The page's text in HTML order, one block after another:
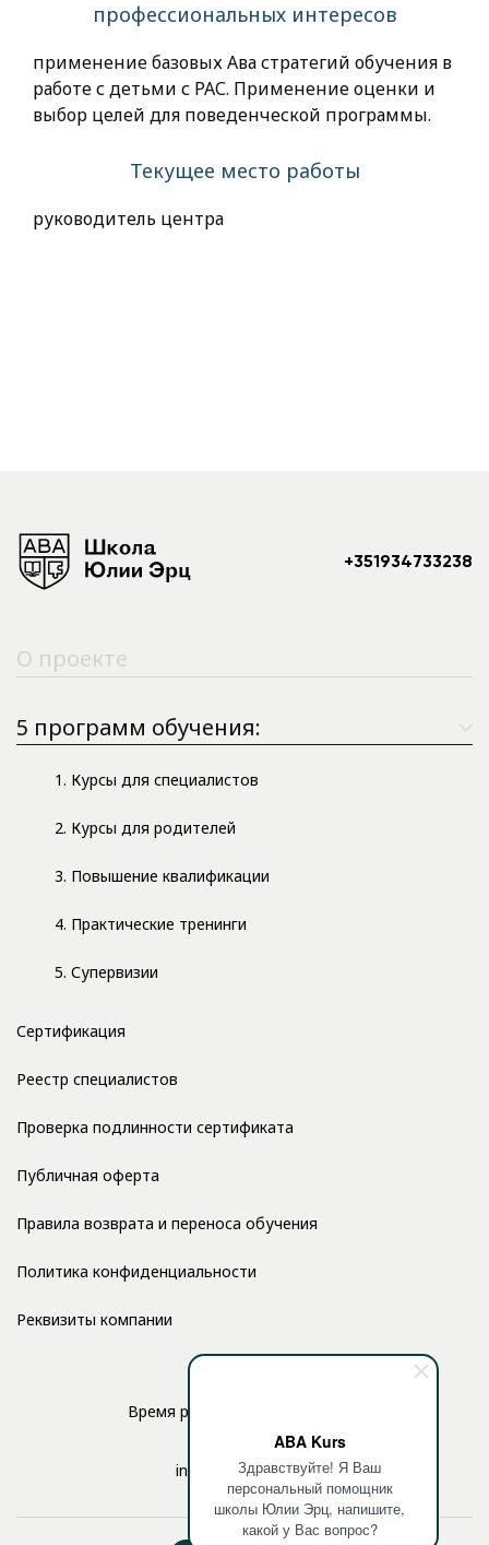
ABA Kurs
Здравствуйте! Я Ваш
персональный помощник
школы Юлии Эрц, напишите,
какой у Вас вопрос?
профессиональных интересов
применение базовых Ава стратегий обучения в
работе с детьми с РАС. Применение оценки и
выбор целей для поведенческой программы.
Текущее место работы
руководитель центра
+351934733238
О проекте
5 программ обучения:
1. Курсы для специалистов
2. Курсы для родителей
3. Повышение квалификации
4. Практические тренинги
5. Супервизии
Сертификация
Реестр специалистов
Проверка подлинности сертификата
Публичная оферта
Правила возврата и переноса обучения
Политика конфиденциальности
Реквизиты компании
Время работы: с 10:00 до 17:00
info@aba-kurs.com